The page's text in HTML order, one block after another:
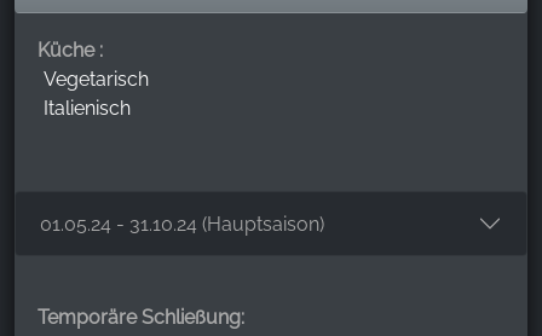
Küche :
Vegetarisch
Italienisch
01.05.24 - 31.10.24 (Hauptsaison)
Temporäre Schließung: